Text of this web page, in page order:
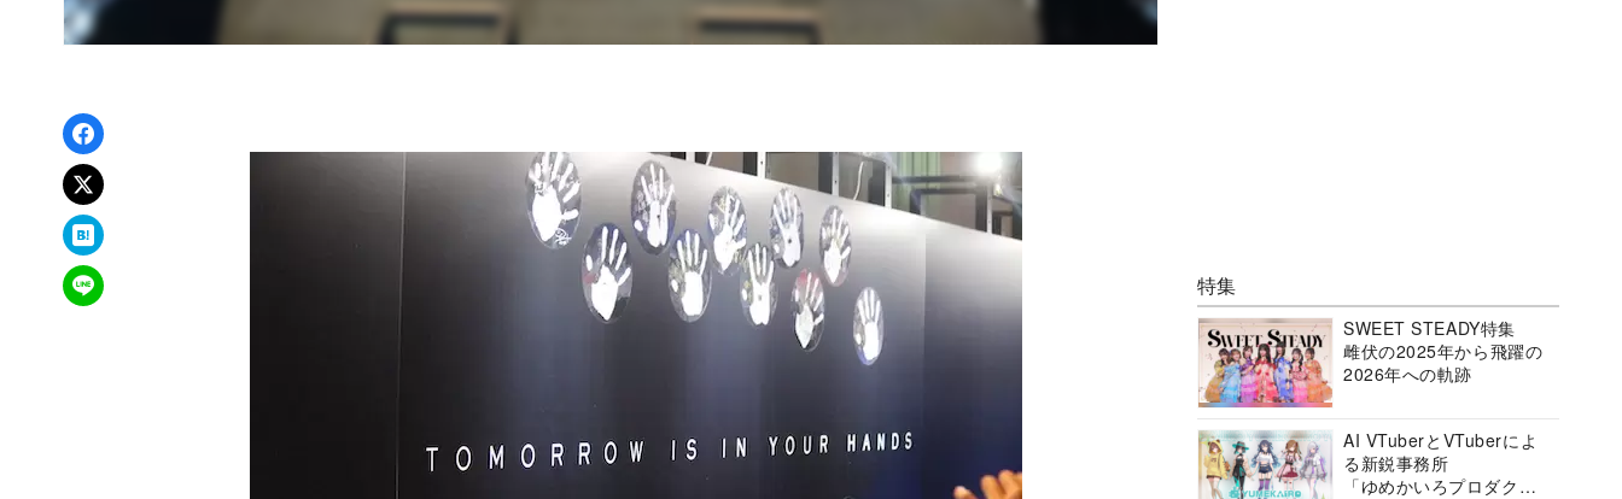
Facebookでシェア
xでポスト
はてなブックマーク
LINEで送る
特集
SWEET STEADY特集
雌伏の2025年から飛躍の
2026年への軌跡
AI VTuberとVTuberによ
る新鋭事務所
「ゆめかいろプロダクシ